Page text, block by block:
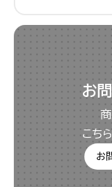
お
こち
お